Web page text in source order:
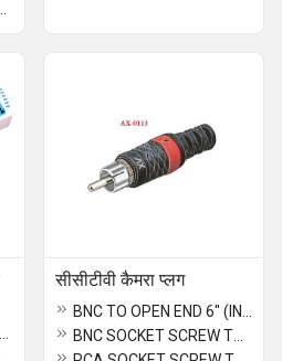
सीसीटीवी कैमरा प्लग